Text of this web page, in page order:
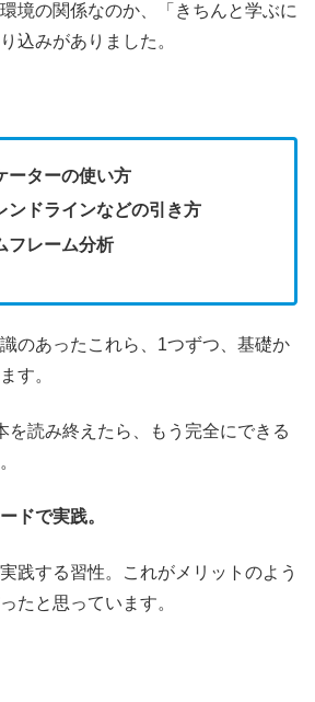
境の関係なのか、「きちんと学ぶに
込みがありました。
ーターの使い方
ンドラインなどの引き方
フレーム分析
のあったこれら、1つずつ、基礎か
す。
を読み終えたら、もう完全にできる
ドで実践。
践する習性。これがメリットのよう
たと思っています。